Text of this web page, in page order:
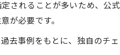
れる管理強化の具体策
現場管理の最適化法
ク軽減につながる工夫
されることが多いため、公
が必要です。
去事例をもとに、独自のチ